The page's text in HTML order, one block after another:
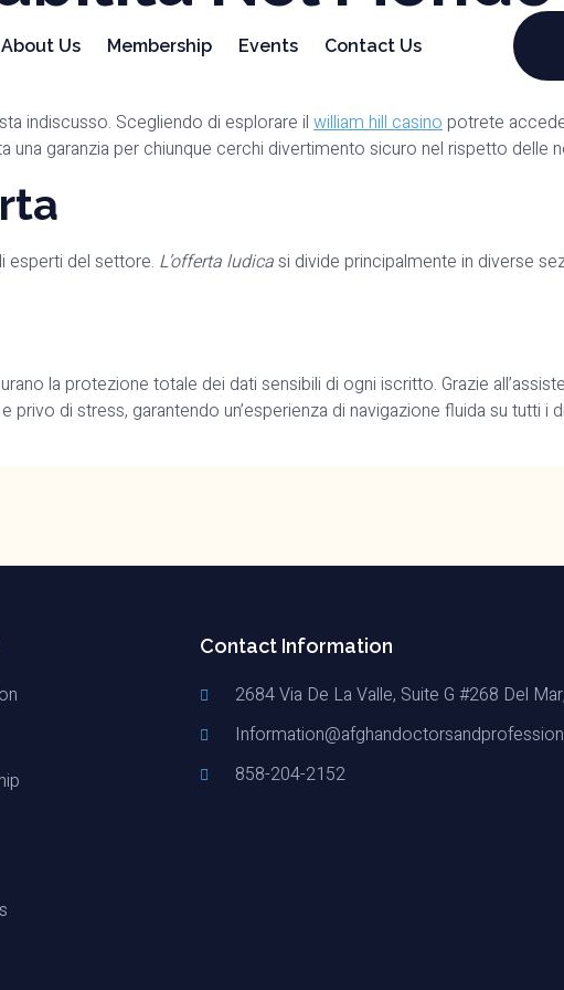
About Us Membership Events Contact Us
indiscusso. Scegliendo di esplorare il william hill casino potrete
garanzia per chiunque cerchi divertimento sicuro nel rispetto delle
esperti del settore. L’offerta ludicasi divide principalmente in diverse
la protezione totale dei dati sensibili di ogni iscritto. Grazie
di stress, garantendo un’esperienza di navigazione fluida su tutti i
Contact Information
2684 Via De La Valle, Suite G #268 Del
858-204-2152